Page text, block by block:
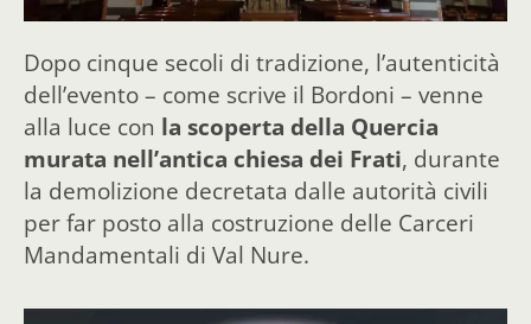
Dopo cinque secoli di tradizione, l’autenticità
dell’evento – come scrive il Bordoni – venne
alla luce con la scoperta della Quercia
murata nell’antica chiesa dei Frati, durante
la demolizione decretata dalle autorità civili
per far posto alla costruzione delle Carceri
Mandamentali di Val Nure.